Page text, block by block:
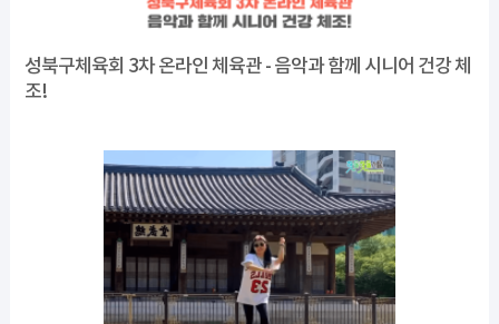
성북구체육회 3차 온라인 체육관 - 음악과 함께 시니어 건강 체
조!